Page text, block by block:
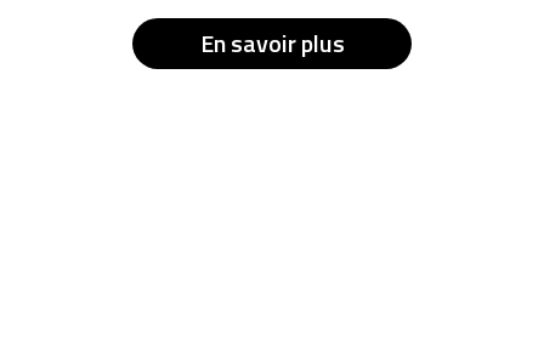
En savoir plus